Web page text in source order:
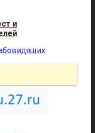
и